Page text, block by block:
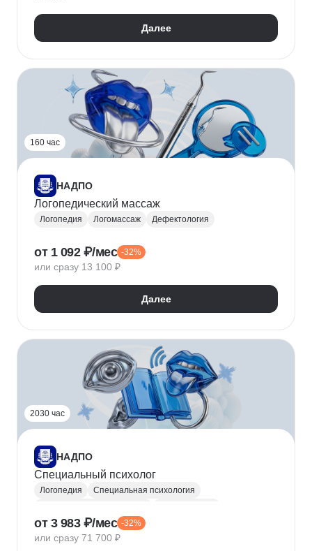
Далее
160 час
НАДПО
Логопедический массаж
Логопедия Логомассаж Дефектология
от 1 092 ₽/мес -32%
или сразу 13 100 ₽
Далее
2030 час
НАДПО
Специальный психолог
Логопедия
Специальная психология
Логопсихотерапевт
от 3 983 ₽/мес -32%
или сразу 71 700 ₽